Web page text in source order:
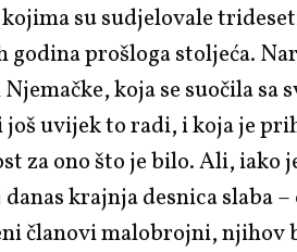
su sudjelovale
godina prošloga stoljeća.
koja se suočila sa
još uvijek to radi, i koja je
za ono što je bilo. Ali, iako
krajnja desnica slaba –
članovi malobrojni, njihov